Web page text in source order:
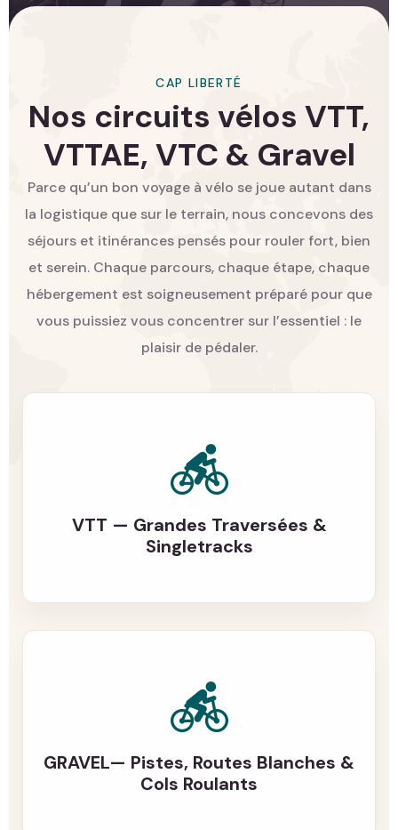
CAP LIBERTÉ
Nos circuits vélos VTT,
VTTAE, VTC & Gravel
Parce qu’un bon voyage à vélo se joue autant dans
la logistique que sur le terrain, nous concevons des
séjours et itinérances pensés pour rouler fort, bien
et serein. Chaque parcours, chaque étape, chaque
hébergement est soigneusement préparé pour que
vous puissiez vous concentrer sur l’essentiel : le
plaisir de pédaler.
VTT — Grandes Traversées &
Singletracks
GRAVEL— Pistes, Routes Blanches &
Cols Roulants